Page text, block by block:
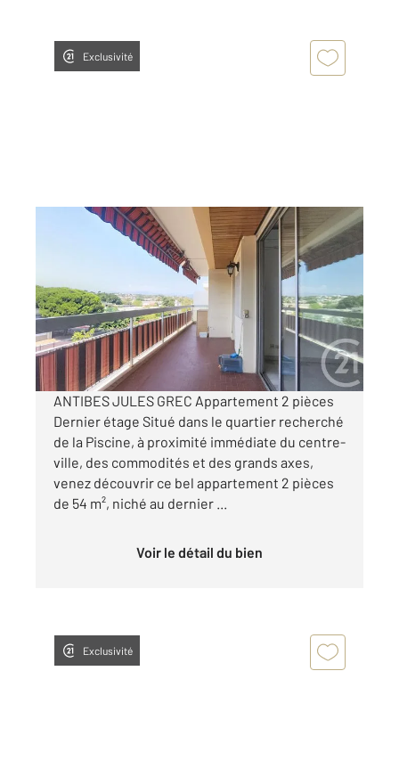
Exclusivité
ANTIBES 06
, 2 pièces
Appartement F2 à vendre
259 000 €
Visiter le site dédié
ANTIBES JULES GREC Appartement 2 pièces
Dernier étage Situé dans le quartier recherché
de la Piscine, à proximité immédiate du centre-
ville, des commodités et des grands axes,
venez découvrir ce bel appartement 2 pièces
de 54 m², niché au dernier ...
Voir le détail du bien
Exclusivité